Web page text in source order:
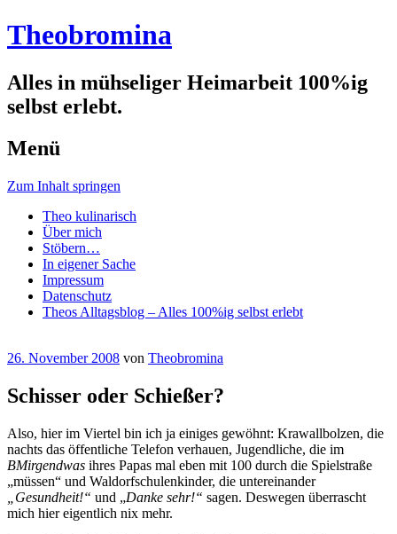
Theobromina
Alles in mühseliger Heimarbeit 100%ig
selbst erlebt.
Menü
Zum Inhalt springen
Theo kulinarisch
Über mich
Stöbern…
In eigener Sache
Impressum
Datenschutz
Theos Alltagsblog – Alles 100%ig selbst erlebt
26. November 2008 von Theobromina
Schisser oder Schießer?
Also, hier im Viertel bin ich ja einiges gewöhnt: Krawallbolzen, die
nachts das öffentliche Telefon verhauen, Jugendliche, die im
BMirgendwas ihres Papas mal eben mit 100 durch die Spielstraße
„müssen“ und Waldorfschulenkinder, die untereinander
„Gesundheit!“ und „Danke sehr!“ sagen. Deswegen überrascht
mich hier eigentlich nix mehr.